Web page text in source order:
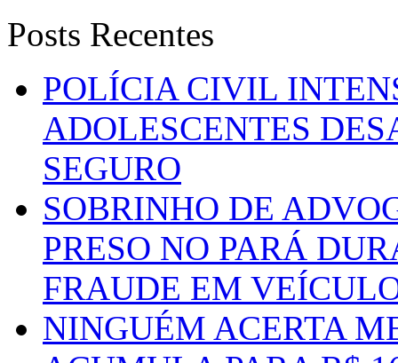
Posts Recentes
POLÍCIA CIVIL
ADOLESCENTES
SEGURO
SOBRINHO DE
PRESO NO PARÁ
FRAUDE EM
NINGUÉM ACERTA